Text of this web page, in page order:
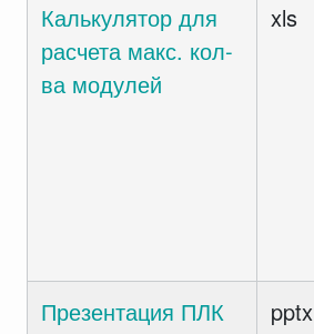
Калькулятор для
расчета макс. кол-
ва модулей
xls
Презентация ПЛК
pptx